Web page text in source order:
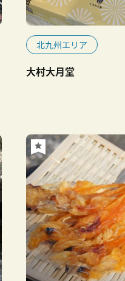
北九州エリア
大村大月堂